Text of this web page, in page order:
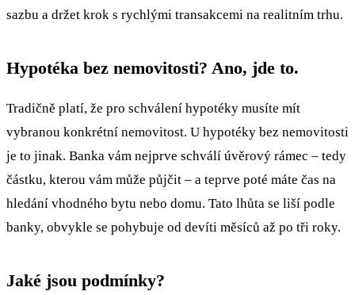
sazbu a držet krok s rychlými transakcemi na realitním trhu.
Hypotéka bez nemovitosti? Ano, jde to.
Tradičně platí, že pro schválení hypotéky musíte mít
vybranou konkrétní nemovitost. U hypotéky bez nemovitosti
je to jinak. Banka vám nejprve schválí úvěrový rámec – tedy
částku, kterou vám může půjčit – a teprve poté máte čas na
hledání vhodného bytu nebo domu. Tato lhůta se liší podle
banky, obvykle se pohybuje od devíti měsíců až po tři roky.
Jaké jsou podmínky?